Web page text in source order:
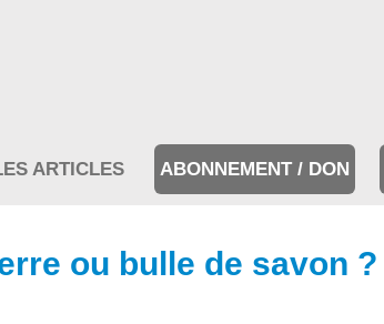
ARTICLES ABONNEMENT / DON
ou bulle de savon ?